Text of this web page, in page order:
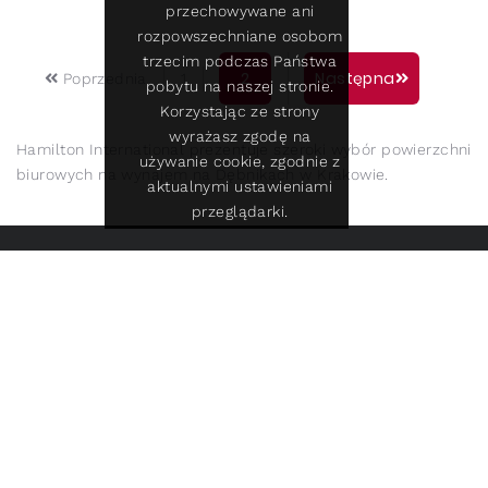
Poprzednia 1 2 Następna
Hamilton International prezentuje szeroki wybór powierzchni
biurowych na wynajem na Dębnikach w Krakowie.
przechowywane ani
rozpowszechniane osobom
trzecim podczas Państwa
pobytu na naszej stronie.
Korzystając ze strony
wyrażasz zgodę na
używanie cookie, zgodnie z
aktualnymi ustawieniami
przeglądarki.